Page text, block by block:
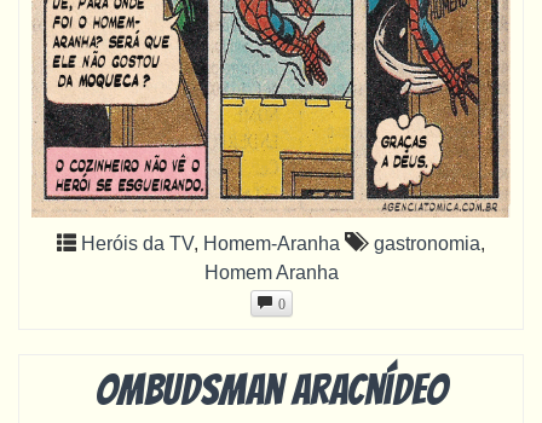
Heróis da TV, Homem-Aranha gastronomia,
Homem Aranha
0
Ombudsman aracnídeo